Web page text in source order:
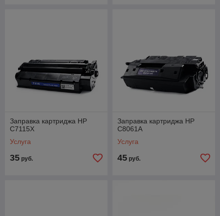
Заправка картриджа HP
C7115X
Услуга
35 руб.
Заправка картриджа HP
C8061A
Услуга
45 руб.